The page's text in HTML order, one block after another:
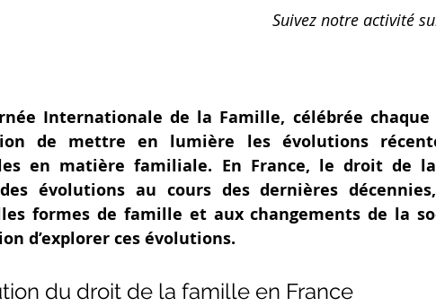
Suivez notre activité
Internationale de la Famille, célébrée
de mettre en lumière les évolutions
en matière familiale. En France, le droit de
évolutions au cours des dernières
formes de famille et aux changements de la
d’explorer ces évolutions.
du droit de la famille en France